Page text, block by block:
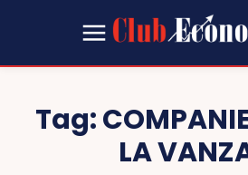
Tag:
LA